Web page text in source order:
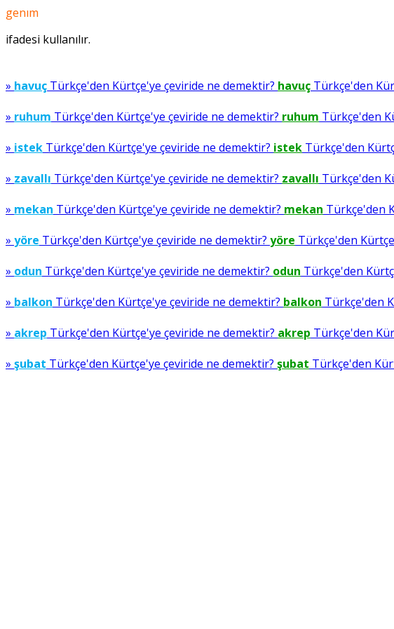
genım
ifadesi kullanılır.
» havuç Türkçe'den Kürtçe'ye çeviride ne demektir? havuç Türkçe'den
» ruhum Türkçe'den Kürtçe'ye çeviride ne demektir? ruhum Türkçe'den
» istek Türkçe'den Kürtçe'ye çeviride ne demektir? istek Türkçe'den
» zavallı Türkçe'den Kürtçe'ye çeviride ne demektir? zavallı Türkçe'den
» mekan Türkçe'den Kürtçe'ye çeviride ne demektir? mekan Türkçe'den
» yöre Türkçe'den Kürtçe'ye çeviride ne demektir? yöre Türkçe'den
» odun Türkçe'den Kürtçe'ye çeviride ne demektir? odun Türkçe'den
» balkon Türkçe'den Kürtçe'ye çeviride ne demektir? balkon Türkçe'den
» akrep Türkçe'den Kürtçe'ye çeviride ne demektir? akrep Türkçe'den
» şubat Türkçe'den Kürtçe'ye çeviride ne demektir? şubat Türkçe'den